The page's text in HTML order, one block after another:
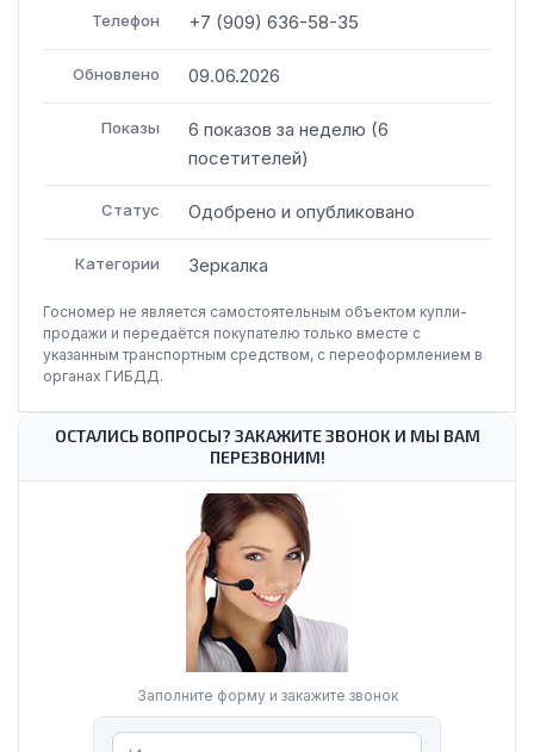
Телефон +7 (909) 636-58-35
Обновлено 09.06.2026
Показы 6 показов за неделю (6
посетителей)
Статус Одобрено и опубликовано
Категории Зеркалка
Госномер не является самостоятельным объектом купли-
продажи и передаётся покупателю только вместе с
указанным транспортным средством, с переоформлением в
органах ГИБДД.
ОСТАЛИСЬ ВОПРОСЫ? ЗАКАЖИТЕ ЗВОНОК И МЫ ВАМ
ПЕРЕЗВОНИМ!
Заполните форму и закажите звонок